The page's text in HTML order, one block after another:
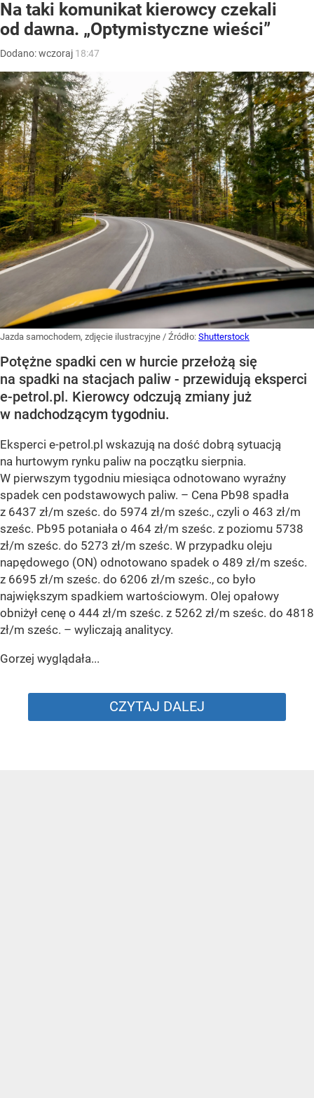
Na taki komunikat kierowcy czekali
od dawna. „Optymistyczne wieści”
Dodano:wczoraj 18:47
Jazda samochodem, zdjęcie ilustracyjne / Źródło: Shutterstock
Potężne spadki cen w hurcie przełożą się
na spadki na stacjach paliw - przewidują eksperci
e-petrol.pl. Kierowcy odczują zmiany już
w nadchodzącym tygodniu.
Eksperci e-petrol.pl wskazują na dość dobrą sytuacją
na hurtowym rynku paliw na początku sierpnia.
W pierwszym tygodniu miesiąca odnotowano wyraźny
spadek cen podstawowych paliw. – Cena Pb98 spadła
z 6437 zł/m sześc. do 5974 zł/m sześc., czyli o 463 zł/m
sześc. Pb95 potaniała o 464 zł/m sześc. z poziomu 5738
zł/m sześc. do 5273 zł/m sześc. W przypadku oleju
napędowego (ON) odnotowano spadek o 489 zł/m sześc.
z 6695 zł/m sześc. do 6206 zł/m sześc., co było
największym spadkiem wartościowym. Olej opałowy
obniżył cenę o 444 zł/m sześc. z 5262 zł/m sześc. do 4818
zł/m sześc. – wyliczają analitycy.
Gorzej wyglądała...
CZYTAJ DALEJ